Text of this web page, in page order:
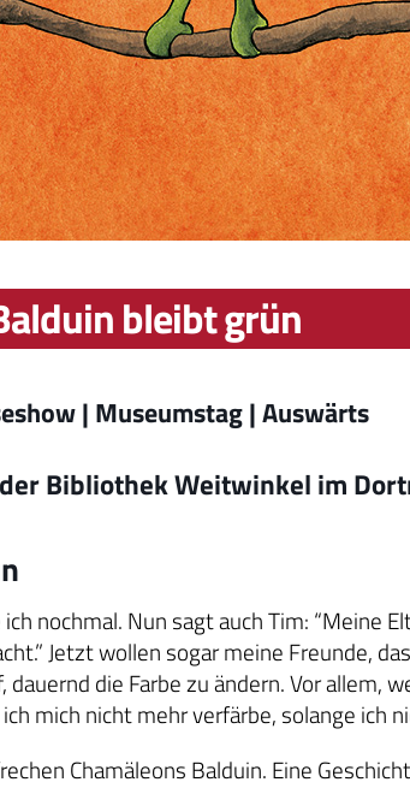
bleibt grün
| Museumstag | Auswärts
Bibliothek Weitwinkel im
ich nochmal. Nun sagt auch Tim: “Meine
Jetzt wollen sogar meine Freunde,
die Farbe zu ändern. Vor allem,
mich nicht mehr verfärbe, solange ich
Chamäleons Balduin. Eine